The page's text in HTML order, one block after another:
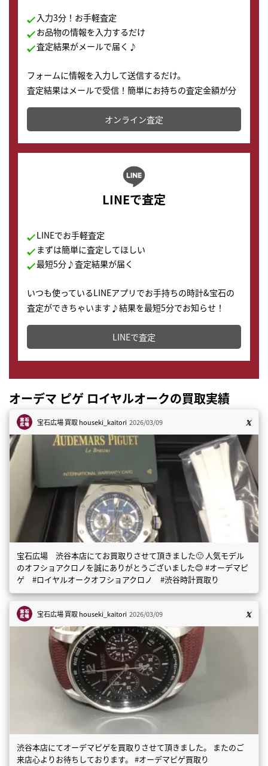
入力3分！お手軽査定
お品物の情報を入力するだけ
査定結果がメールで届く♪
フォームに情報を入力して送信するだけ。
査定結果はメールで受信！簡単にお持ちの査定金額が分
かります。
オンライン査定
LINEで査定
LINEでお手軽査定
まずは簡単に査定してほしい
最短5分♪査定結果が届く
いつも使っているLINEアプリでお手持ちの時計&宝石の
査定ができちゃいます♪結果を最短5分でお知らせ！
どこからでもすぐに査定金額を知ることが出来ます。
LINEで査定
オーデマ ピゲ ロイヤルオークの買取実績
宝石広場 買取houseki_kaitori 2026/03/09
宝石広場 渋谷本店にてお買取りさせて頂きました🙂 人気モデル
のオフショアクロノを誠にありがとうございました😊 #オーデマピ
ゲ #ロイヤルオークオフショアクロノ #渋谷時計買取り
宝石広場 買取houseki_kaitori 2026/03/09
渋谷本店にてオーデマピゲを買取りさせて頂きました。 またのご
来店心よりお待ちしております。 #オーデマピゲ買取り